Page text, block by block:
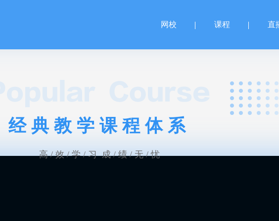
网校 课程 直
经典教学课程体系
高 / 效 / 学 / 习 成 / 绩 / 无 / 忧